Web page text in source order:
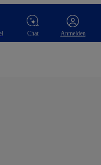
Chat Anmelden